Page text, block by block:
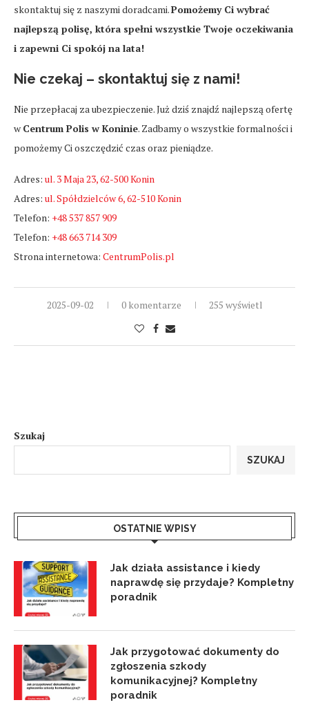
skontaktuj się z naszymi doradcami.Pomożemy Ci wybrać
najlepszą polisę, która spełni wszystkie Twoje oczekiwania
i zapewni Ci spokój na lata!
Nie czekaj – skontaktuj się z nami!
Nie przepłacaj za ubezpieczenie. Już dziś znajdź najlepszą ofertę
wCentrum Polis w Koninie. Zadbamy o wszystkie formalności i
pomożemy Ci oszczędzić czas oraz pieniądze.
Adres: ul. 3 Maja 23, 62-500 Konin
Adres: ul. Spółdzielców 6, 62-510 Konin
Telefon: +48 537 857 909
Telefon: +48 663 714 309
Strona internetowa: CentrumPolis.pl
2025-09-02 0 komentarze 255 wyświetl
Szukaj
SZUKAJ
OSTATNIE WPISY
Jak działa assistance i kiedy
naprawdę się przydaje? Kompletny
poradnik
Jak przygotować dokumenty do
zgłoszenia szkody
komunikacyjnej? Kompletny
poradnik